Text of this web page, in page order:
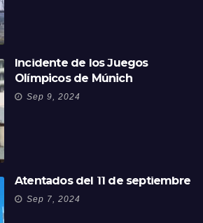
Incidente de los Juegos
Olímpicos de Múnich
Sep 9, 2024
Atentados del 11 de septiembre
Sep 7, 2024